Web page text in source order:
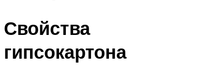
Свойства
гипсокартона